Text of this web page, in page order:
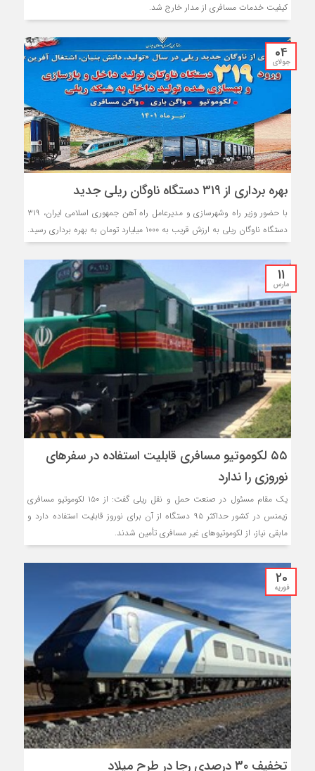
کیفیت خدمات مسافری از مدار خارج شد.
04
جولای
بهره برداری از ۳۱۹ دستگاه ناوگان ریلی جدید
با حضور وزیر راه وشهرسازی و مدیرعامل راه آهن جمهوری اسلامی ایران، ۳۱۹
دستگاه ناوگان ریلی به ارزش قریب به ۱۰۰۰ میلیارد تومان به بهره برداری رسید.
11
مارس
۵۵ لکوموتیو مسافری قابلیت استفاده در سفرهای
نوروزی را ندارد
یک مقام مسئول در صنعت حمل و نقل ریلی گفت: از ۱۵۰ لکوموتیو مسافری
زیمنس در کشور حداکثر ۹۵ دستگاه از آن برای نوروز قابلیت استفاده دارد و
مابقی نیاز، از لکوموتیوهای غیر مسافری تأمین شدند.
20
فوریه
تخفیف ۳۰ درصدی رجا در طرح میلاد